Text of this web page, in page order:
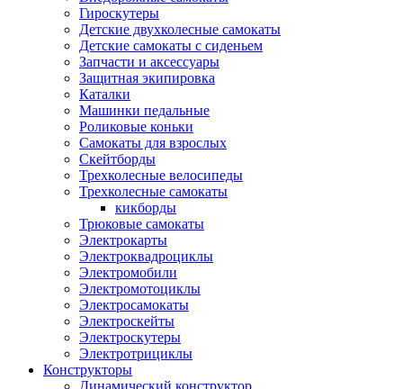
Гироскутеры
Детские двухколесные самокаты
Детские самокаты с сиденьем
Запчасти и аксессуары
Защитная экипировка
Каталки
Машинки педальные
Роликовые коньки
Самокаты для взрослых
Скейтборды
Трехколесные велосипеды
Трехколесные самокаты
кикборды
Трюковые самокаты
Электрокарты
Электроквадроциклы
Электромобили
Электромотоциклы
Электросамокаты
Электроскейты
Электроскутеры
Электротрициклы
Конструкторы
Динамический конструктор